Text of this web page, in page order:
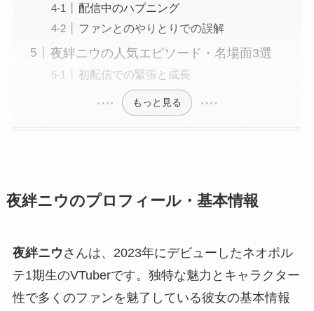
配信中のハプニング
ファンとのやりとりでの誤解
夜絆ニウの人気エピソード・名場面3選
初配信での緊張と成長
もっと見る
夜絆ニウのプロフィール・基本情報
夜絆ニウさんは、2023年にデビューしたネオポル
テ1期生のVTuberです。独特な魅力とキャラクター
性で多くのファンを魅了している彼女の基本情報